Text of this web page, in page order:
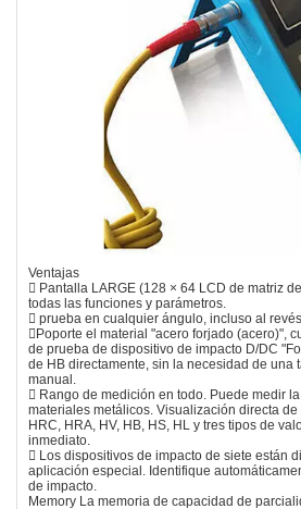
Ventajas
 Pantalla LARGE (128 × 64 LCD de matriz
todas las funciones y parámetros.
 prueba en cualquier ángulo, incluso al revés.
Poporte el material "acero forjado (acero)",
de prueba de dispositivo de impacto D/DC
de HB directamente, sin la necesidad de una
manual.
 Rango de medición en todo. Puede medir
materiales metálicos. Visualización directa de
HRC, HRA, HV, HB, HS, HL y tres tipos de
inmediato.
 Los dispositivos de impacto de siete están
aplicación especial. Identifique
de impacto.
Memory La memoria de capacidad de